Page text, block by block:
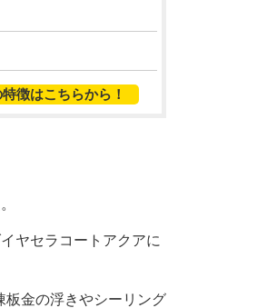
徴はこちらから！
ヤセラコートアクアに
板金の浮きやシーリング